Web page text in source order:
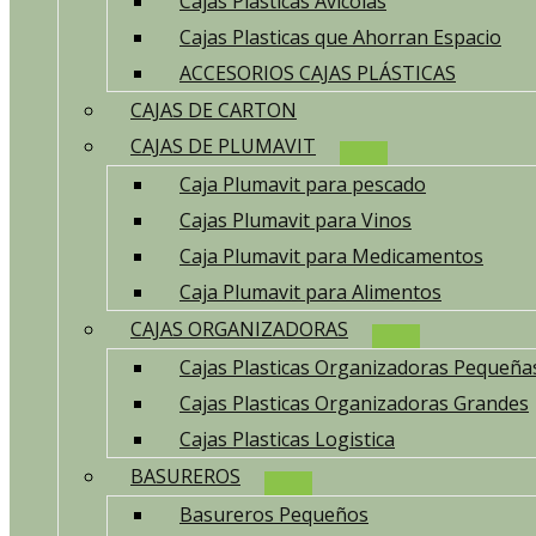
Cajas Plasticas que Ahorran Espacio
ACCESORIOS CAJAS PLÁSTICAS
CAJAS DE CARTON
CAJAS DE PLUMAVIT
Caja Plumavit para pescado
Cajas Plumavit para Vinos
Caja Plumavit para Medicamentos
Caja Plumavit para Alimentos
CAJAS ORGANIZADORAS
Cajas Plasticas Organizadoras
Cajas Plasticas Organizadoras Grandes
Cajas Plasticas Logistica
BASUREROS
Basureros Pequeños